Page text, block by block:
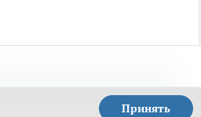
Принять